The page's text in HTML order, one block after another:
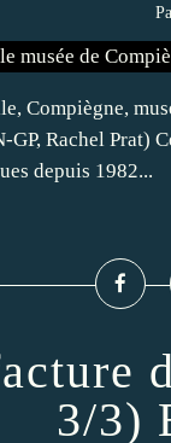
Compiègne,
Rachel Prat)
depuis 1982...
3/3)